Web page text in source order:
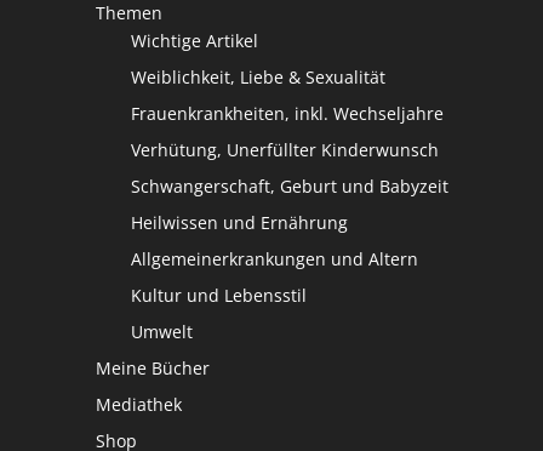
Themen
Wichtige Artikel
Weiblichkeit, Liebe & Sexualität
Frauenkrankheiten, inkl. Wechseljahre
Verhütung, Unerfüllter Kinderwunsch
Schwangerschaft, Geburt und Babyzeit
Heilwissen und Ernährung
Allgemeinerkrankungen und Altern
Kultur und Lebensstil
Umwelt
Meine Bücher
Mediathek
Shop